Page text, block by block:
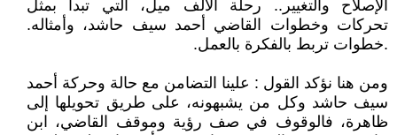
الإصلاح والتغيير.. رحلة الألف ميل، التي تبدأ بمثل
تحركات وخطوات القاضي أحمد سيف حاشد، وأمثاله.
.خطوات تربط بالفكرة بالعمل.
ومن هنا نؤكد القول : علينا التضامن مع حالة وحركة أحمد
سيف حاشد وكل من يشبهونه، على طريق تحويلها إلى
ظاهرة، فالوقوف في صف رؤية وموقف القاضي، ابن